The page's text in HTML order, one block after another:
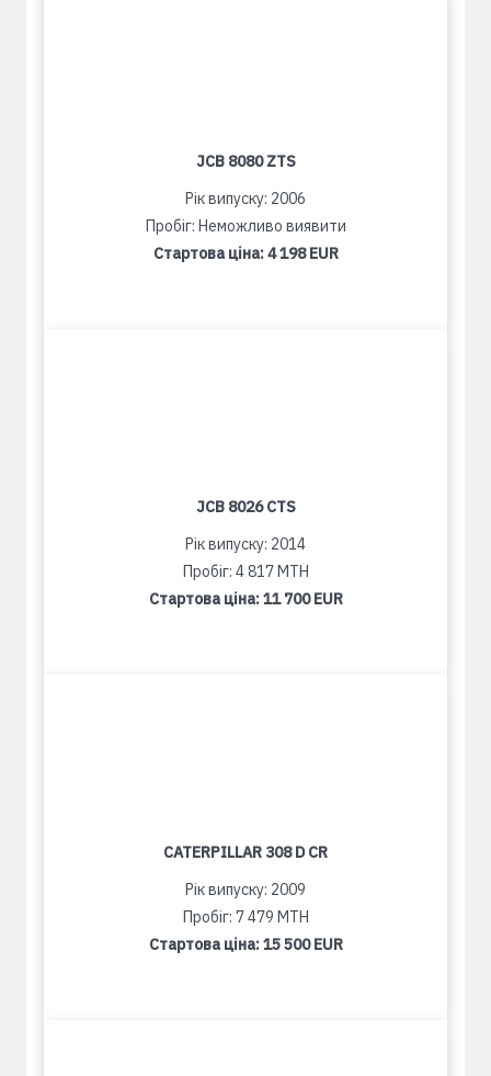
JCB 8080 ZTS
Рік випуску: 2006
Пробіг: Неможливо виявити
Стартова ціна:4 198 EUR
JCB 8026 CTS
Рік випуску: 2014
Пробіг: 4 817 MTH
Стартова ціна:11 700 EUR
CATERPILLAR 308 D CR
Рік випуску: 2009
Пробіг: 7 479 MTH
Стартова ціна:15 500 EUR